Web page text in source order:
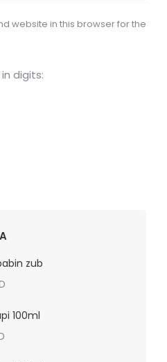
website in this browser for the
digits:
zub
100ml